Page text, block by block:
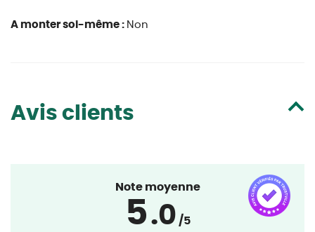
A monter soi-même : Non
Avis clients
Note moyenne
5.0 /5